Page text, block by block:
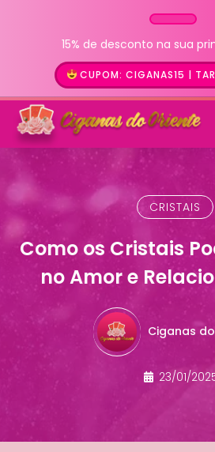
15% de desconto na sua
CUPOM: CIGANAS15 |
CRISTAIS
Como os Cristais
no Amor e
Ciganas
23/01/